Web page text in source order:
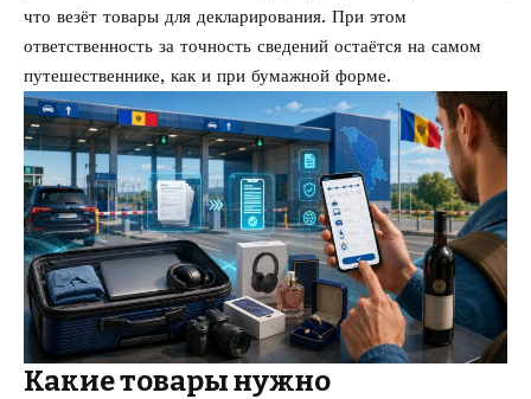
что везёт товары для декларирования. При этом
ответственность за точность сведений остаётся на самом
путешественнике, как и при бумажной форме.
Какие товары нужно